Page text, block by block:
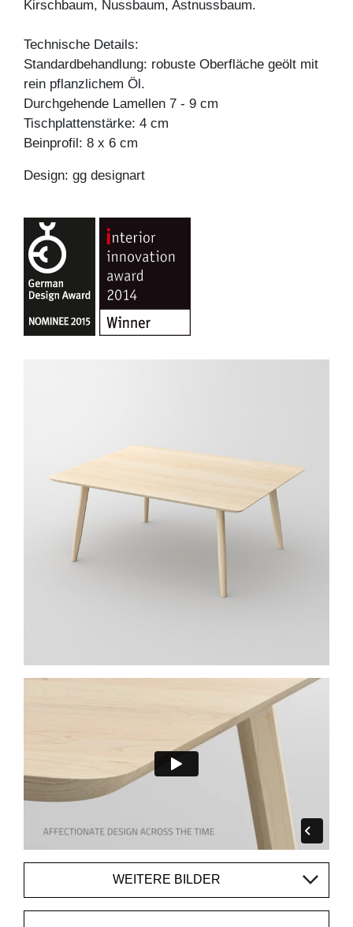
Kirschbaum, Nussbaum, Astnussbaum.
Technische Details:
Standardbehandlung: robuste Oberfläche geölt mit
rein pflanzlichem Öl.
Durchgehende Lamellen 7 - 9 cm
Tischplattenstärke: 4 cm
Beinprofil: 8 x 6 cm
Design: gg designart
WEITERE BILDER